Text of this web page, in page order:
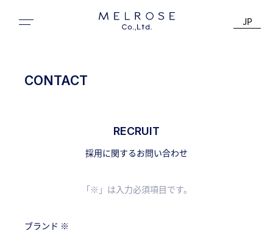
JP
CONTACT
RECRUIT
採用に関するお問い合わせ
「※」は入力必須項目です。
ブランド ※